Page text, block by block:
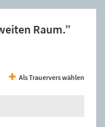
Raum.”
Als Trauervers wählen